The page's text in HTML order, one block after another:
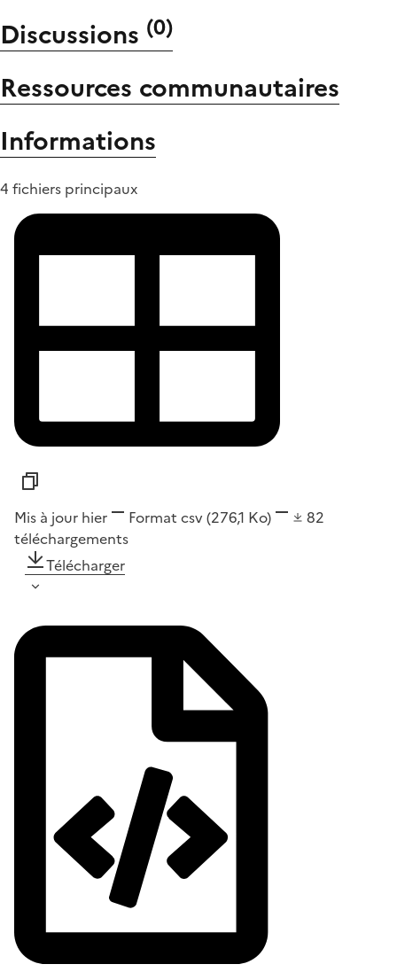
Discussions (0)
Ressources communautaires
Informations
4 fichiers principaux
Mis à jour hier Format csv(276,1 Ko)
82
téléchargements
Télécharger